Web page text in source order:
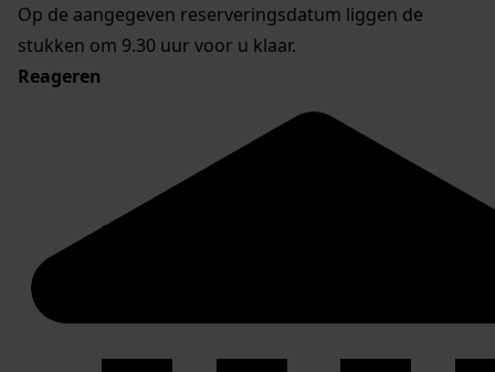
Op de aangegeven reserveringsdatum liggen de
stukken om 9.30 uur voor u klaar.
Reageren